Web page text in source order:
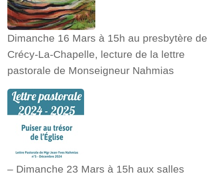
Dimanche 16 Mars à 15h au presbytère de
Crécy-La-Chapelle, lecture de la lettre
pastorale de Monseigneur Nahmias
– Dimanche 23 Mars à 15h aux salles